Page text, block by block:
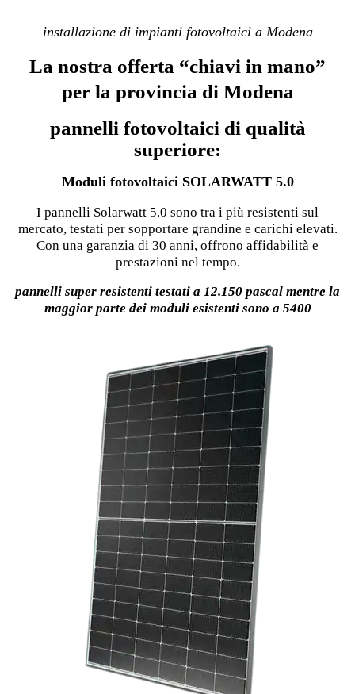
installazione di impianti fotovoltaici a Modena
La nostra offerta “chiavi in mano”
per la provincia di Modena
pannelli fotovoltaici di qualità
superiore:
Moduli fotovoltaici SOLARWATT 5.0
I pannelli Solarwatt 5.0 sono tra i più resistenti sul
mercato, testati per sopportare grandine e carichi elevati.
Con una garanzia di 30 anni, offrono affidabilità e
prestazioni nel tempo.
pannelli super resistenti testati a 12.150 pascal mentre la
maggior parte dei moduli esistenti sono a 5400